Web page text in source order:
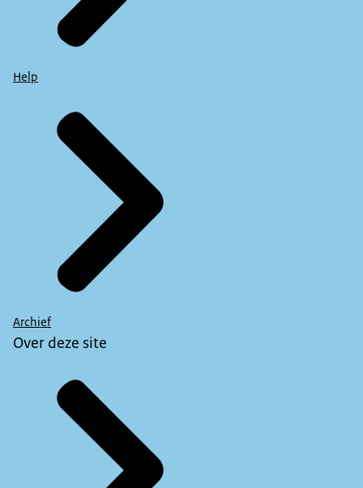
Help
Archief
Over deze site